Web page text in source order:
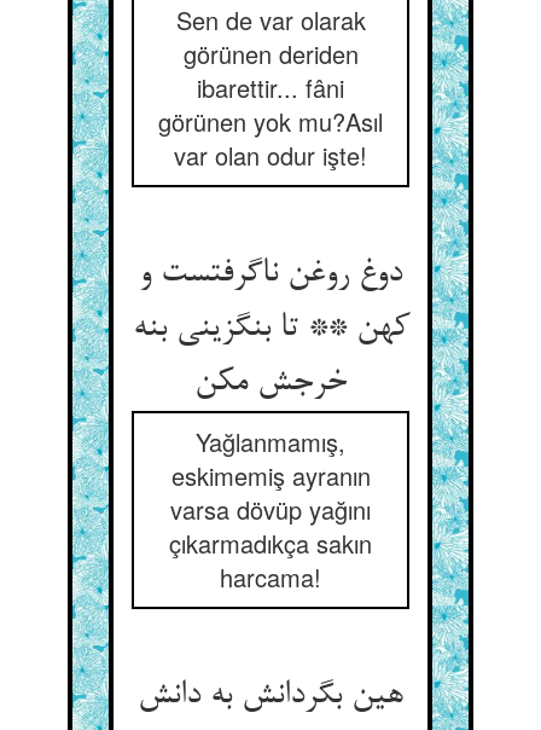
Sen de var olarak
görünen deriden
ibarettir... fâni
görünen yok mu?Asıl
var olan odur işte!
دوغ روغن ناگرفتست و
کهن ** تا بنگزینی بنه
خرجش مکن
Yağlanmamış,
eskimemiş ayranın
varsa dövüp yağını
çıkarmadıkça sakın
harcama!
هین بگردانش به دانش